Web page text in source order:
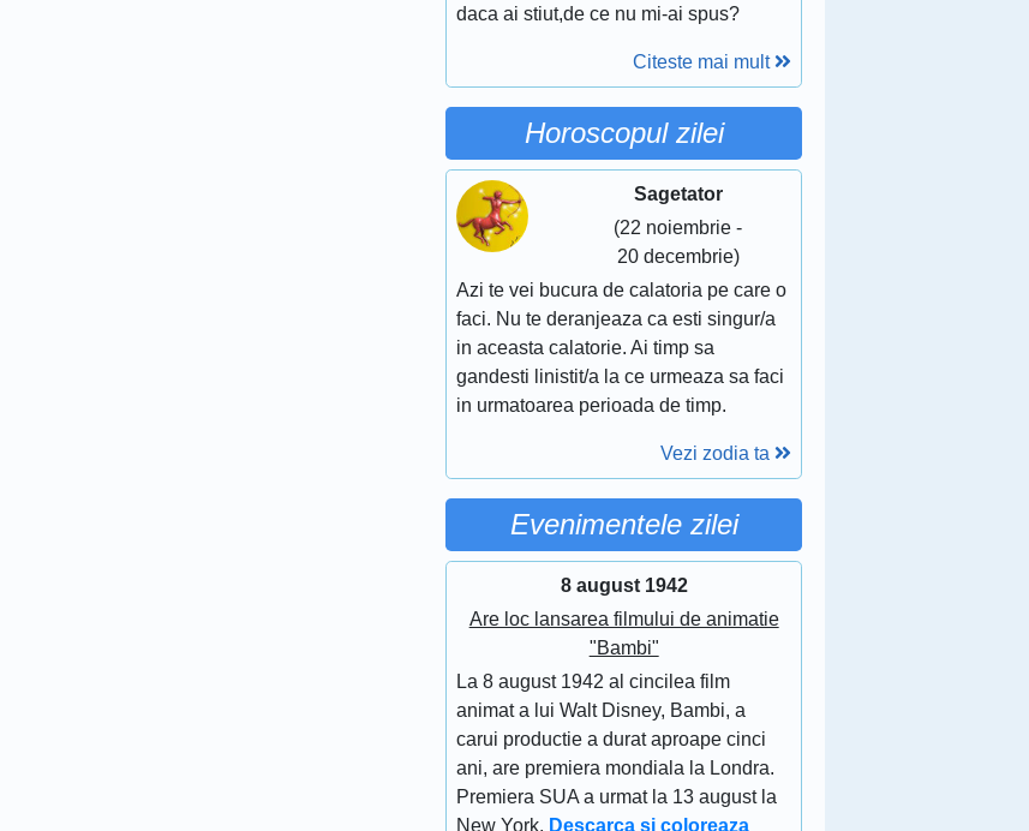
daca ai stiut,de ce nu mi-ai spus?
Citeste mai mult
Horoscopul zilei
Sagetator
(22 noiembrie -
20 decembrie)
Azi te vei bucura de calatoria pe care o
faci. Nu te deranjeaza ca esti singur/a
in aceasta calatorie. Ai timp sa
gandesti linistit/a la ce urmeaza sa faci
in urmatoarea perioada de timp.
Vezi zodia ta
Evenimentele zilei
8 august 1942
Are loc lansarea filmului de animatie
"Bambi"
La 8 august 1942 al cincilea film
animat a lui Walt Disney, Bambi, a
carui productie a durat aproape cinci
ani, are premiera mondiala la Londra.
Premiera SUA a urmat la 13 august la
New York. Descarca si coloreaza